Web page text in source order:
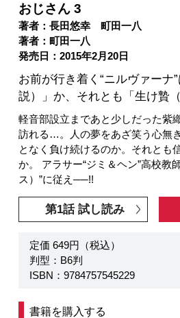
おじさん 3
著者：長田悠幸 町田一八
著者：町田一八
発売日：2015年2月20日
お前が行き着く“ニルヴァーナ
説）」か、それとも「生け贄
軽音部設立まであと少しだった紫
訪れる…。人の夢をあざ笑う心無
となく負け続けるのか。それとも
か。 アラサー“ジミ＆ヘン”高校教
ス）”に従え──!!
第1話 試し読み
定価 649円（税込）
判型：B6判
ISBN：9784757545229
書籍を購入する